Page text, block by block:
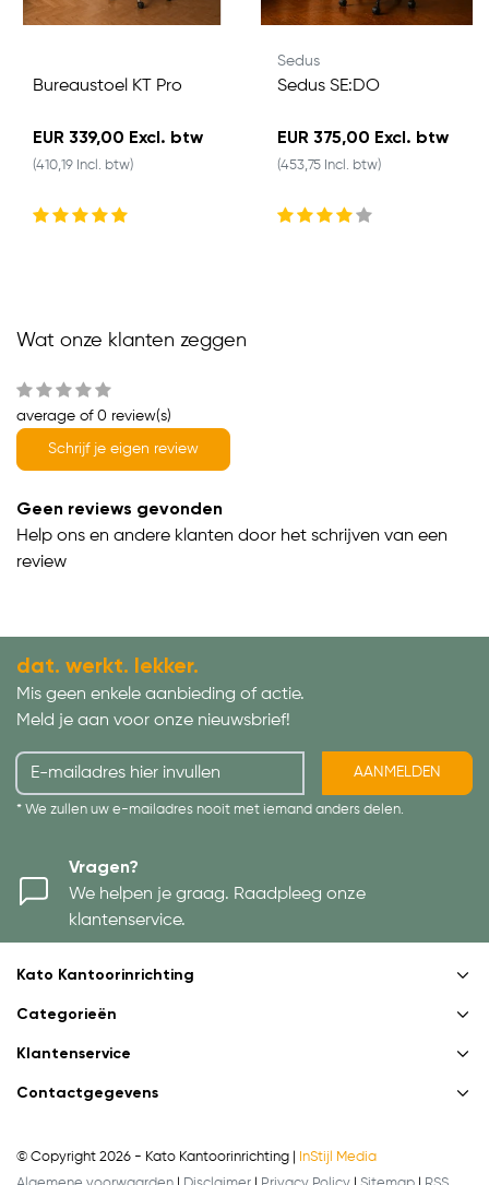
Bureaustoel KT Pro
EUR 339,00 Excl. btw
(410,19 Incl. btw)
Sedus
Sedus SE:DO
EUR 375,00 Excl. btw
(453,75 Incl. btw)
Wat onze klanten zeggen
average of 0 review(s)
Schrijf je eigen review
Geen reviews gevonden
Help ons en andere klanten door het schrijven van een
review
dat. werkt. lekker.
Mis geen enkele aanbieding of actie.
Meld je aan voor onze nieuwsbrief!
AANMELDEN
* We zullen uw e-mailadres nooit met iemand anders delen.
Vragen?
We helpen je graag. Raadpleeg onze
klantenservice.
Kato Kantoorinrichting
Categorieën
Klantenservice
Contactgegevens
© Copyright 2026 - Kato Kantoorinrichting |
InStijl Media